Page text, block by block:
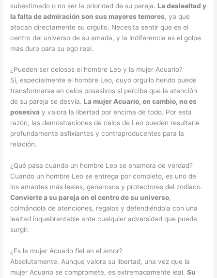
subestimado o no ser la prioridad de su pareja. La deslealtad y
la falta de admiración son sus mayores temores, ya que
atacan directamente su orgullo. Necesita sentir que es el
centro del universo de su amada, y la indiferencia es el golpe
más duro para su ego real.
¿Pueden ser celosos el hombre Leo y la mujer Acuario?
Sí, especialmente el hombre Leo, cuyo orgullo herido puede
transformarse en celos posesivos si percibe que la atención
de su pareja se desvía. La mujer Acuario, en cambio, no es
posesiva y valora la libertad por encima de todo. Por esta
razón, las demostraciones de celos de Leo pueden resultarle
profundamente asfixiantes y contraproducentes para la
relación.
¿Qué pasa cuando un hombre Leo se enamora de verdad?
Cuando un hombre Leo se entrega por completo, es uno de
los amantes más leales, generosos y protectores del zodiaco.
Convierte a su pareja en el centro de su universo,
colmándola de atenciones, regalos y defendiéndola con una
lealtad inquebrantable ante cualquier adversidad que pueda
surgir.
¿Es la mujer Acuario fiel en el amor?
Absolutamente. Aunque valora su libertad, una vez que la
mujer Acuario se compromete, es extremadamente leal.Su